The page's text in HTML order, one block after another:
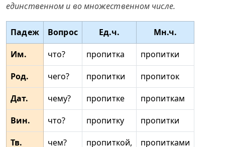
единственном и во множественном числе.
Падеж Вопрос Ед.ч.
Мн.ч.
Им.
что? пропитка
пропитки
Род.
чего? пропитки
пропиток
Дат.
чему? пропитке
пропиткам
Вин.
что? пропитку
пропитки
Тв.
чем?
пропиткой,
пропитками